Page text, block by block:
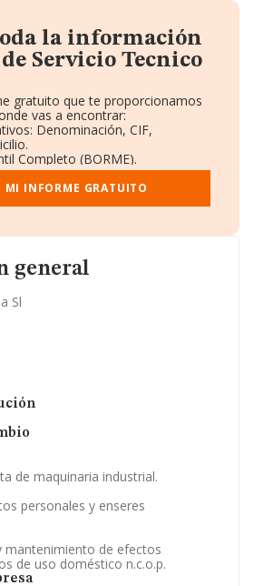
general
Sl
de maquinaria industrial.
personales y enseres
mantenimiento de efectos
de uso doméstico n.c.o.p.
la información
Servicio Tecnico
gratuito que te proporcionamos
vas a encontrar:
Denominación, CIF,
Completo (BORME).
Ventas y Empleados.
y Administradores.
y registral complementaria.
MI INFORME GRATUITO